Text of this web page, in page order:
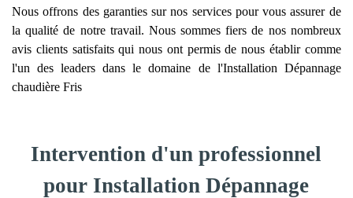
Nous offrons des garanties sur nos services pour vous assurer de
la qualité de notre travail. Nous sommes fiers de nos nombreux
avis clients satisfaits qui nous ont permis de nous établir comme
l'un des leaders dans le domaine de l'Installation Dépannage
chaudière Fris
Intervention d'un professionnel
pour Installation Dépannage